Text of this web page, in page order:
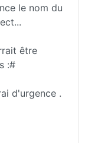
le nom du
être
:#
d'urgence .